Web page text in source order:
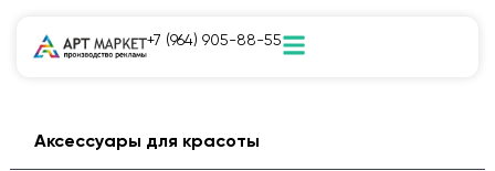
+7 (964) 905-88-55
Аксессуары для красоты